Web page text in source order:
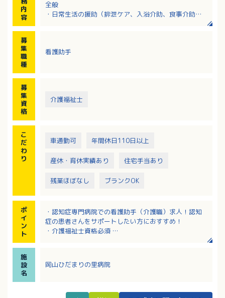
内
容
全般
・日常生活の援助（排泄ケア、入浴介助、食事介助）
3階病棟：認知症治療病棟入院料1（60床）、
募
集
職
種
看護助手
募
集
資
格
介護福祉士
こ
だ
わ
り
車通勤可 年間休日110日以上
産休・育休実績あり 住宅手当あり
残業ほぼなし ブランクOK
ポ
イ
ン
ト
・認知症専門病院での看護助手（介護職）求人！認知
症の患者さんをサポートしたい方におすすめ！
・介護福祉士資格必須
んやご家族のケアに取り組まれています
・定年が65歳で安定して長く働き続けられる環境で
施
設
名
岡山ひだまりの里病院